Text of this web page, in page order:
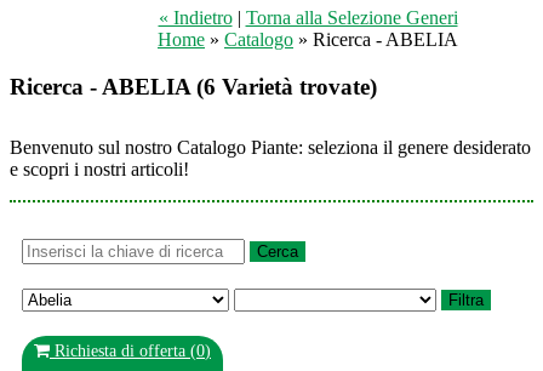
« Indietro| Torna alla Selezione Generi
Home » Catalogo » Ricerca - ABELIA
Ricerca - ABELIA (6 Varietà trovate)
Benvenuto sul nostro Catalogo Piante: seleziona il genere desiderato
e scopri i nostri articoli!
Richiesta di offerta (0)